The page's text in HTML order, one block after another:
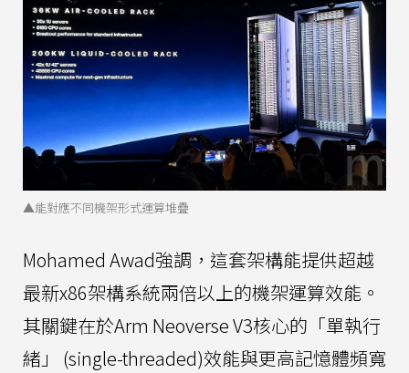
▲能對應不同機架形式運算堆疊
Mohamed Awad強調，這套架構能提供超越
最新x86架構系統兩倍以上的機架運算效能。
其關鍵在於Arm Neoverse V3核心的「單執行
緒」 (single-threaded)效能與更高記憶體頻寬